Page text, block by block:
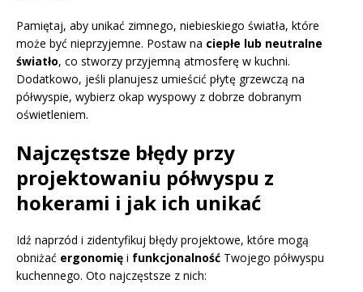
Pamiętaj, aby unikać zimnego, niebieskiego światła, które
może być nieprzyjemne. Postaw na ciepłe lub neutralne
światło, co stworzy przyjemną atmosferę w kuchni.
Dodatkowo, jeśli planujesz umieścić płytę grzewczą na
półwyspie, wybierz okap wyspowy z dobrze dobranym
oświetleniem.
Najczęstsze błędy przy
projektowaniu półwyspu z
hokerami i jak ich unikać
Idź naprzód i zidentyfikuj błędy projektowe, które mogą
obniżać ergonomię i funkcjonalność Twojego półwyspu
kuchennego. Oto najczęstsze z nich: